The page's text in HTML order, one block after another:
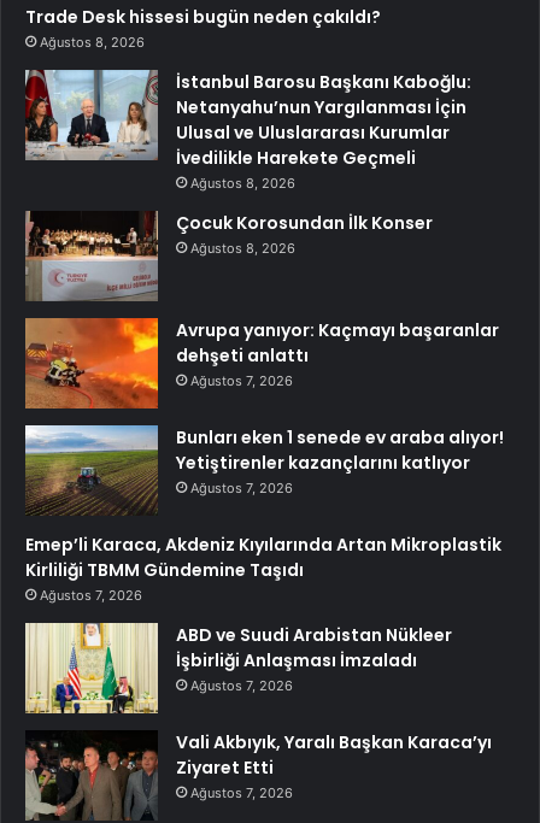
Trade Desk hissesi bugün neden çakıldı?
Ağustos 8, 2026
İstanbul Barosu Başkanı Kaboğlu:
Netanyahu’nun Yargılanması İçin
Ulusal ve Uluslararası Kurumlar
İvedilikle Harekete Geçmeli
Ağustos 8, 2026
Çocuk Korosundan İlk Konser
Ağustos 8, 2026
Avrupa yanıyor: Kaçmayı başaranlar
dehşeti anlattı
Ağustos 7, 2026
Bunları eken 1 senede ev araba alıyor!
Yetiştirenler kazançlarını katlıyor
Ağustos 7, 2026
Emep’li Karaca, Akdeniz Kıyılarında Artan Mikroplastik
Kirliliği TBMM Gündemine Taşıdı
Ağustos 7, 2026
ABD ve Suudi Arabistan Nükleer
İşbirliği Anlaşması İmzaladı
Ağustos 7, 2026
Vali Akbıyık, Yaralı Başkan Karaca’yı
Ziyaret Etti
Ağustos 7, 2026